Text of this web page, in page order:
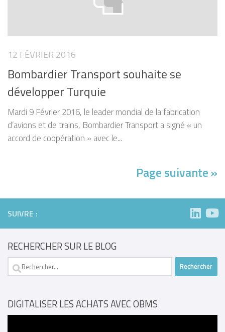
12 FÉVRIER 2016
Bombardier Transport souhaite se
développer Turquie
Mardi 9 Février 2016, le leader mondial de la fabrication
d’avions et de trains, Bombardier Transport a signé « un
accord de coopération » avec le...
Page suivante »
SUIVRE :
RECHERCHER SUR LE BLOG
Rechercher :
DIGITALISER LES ACHATS AVEC OBMS